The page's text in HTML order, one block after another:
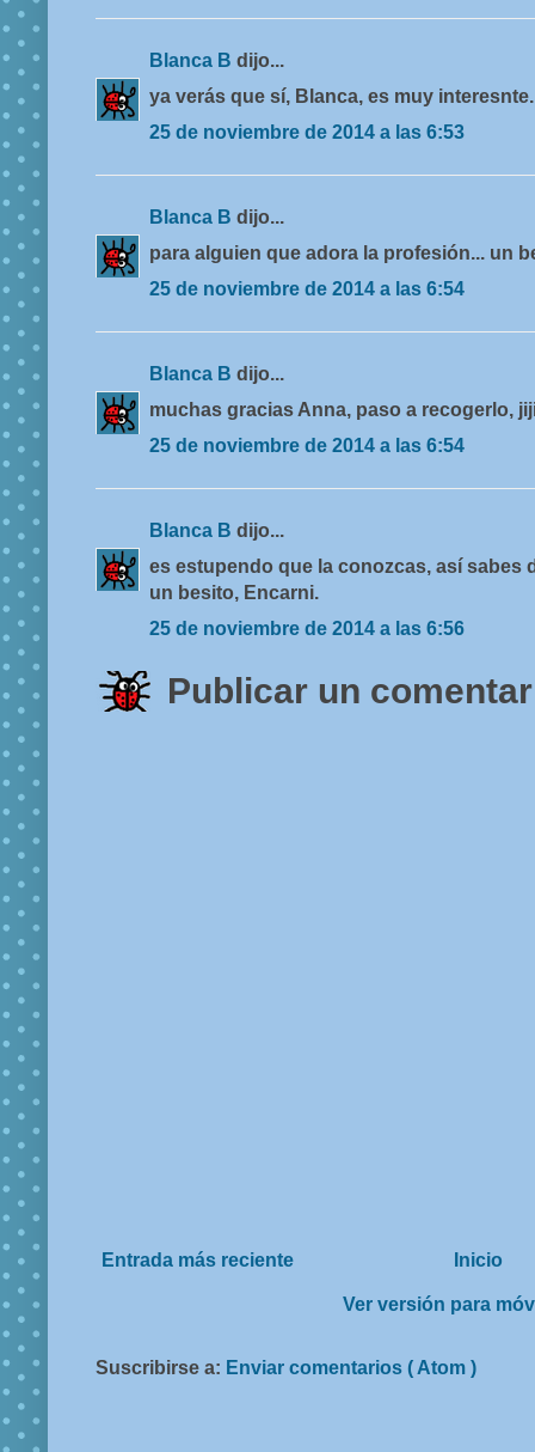
Blanca B dijo...
ya verás que sí, Blanca, es muy interesnte.
25 de noviembre de 2014 a las 6:53
Blanca B dijo...
para alguien que adora la profesión... un
25 de noviembre de 2014 a las 6:54
Blanca B dijo...
muchas gracias Anna, paso a recogerlo,
25 de noviembre de 2014 a las 6:54
Blanca B dijo...
es estupendo que la conozcas, así sabes
un besito, Encarni.
25 de noviembre de 2014 a las 6:56
Publicar un
Entrada más reciente Inicio
Ver versión para
Suscribirse a: Enviar comentarios ( Atom )